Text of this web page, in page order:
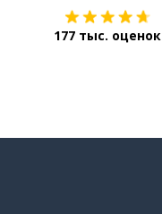
177 тыс. оценок